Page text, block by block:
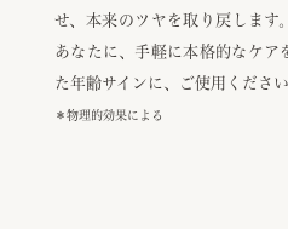
せ、本来のツヤを取り戻します。
あなたに、手軽に本格的なケア
た年齢サインに、ご使用ください
＊物理的効果による